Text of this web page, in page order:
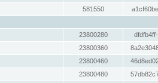
581550
23800280
23800360
23800460
23800480